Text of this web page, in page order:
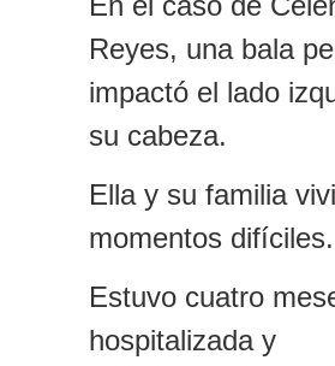
Reyes, una bala
impactó el lado
su cabeza.
Ella y su familia
momentos difíciles.
Estuvo cuatro
hospitalizada y